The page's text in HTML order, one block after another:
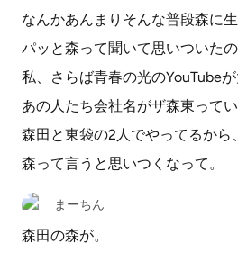
なんかあんまりそんな普段森に
パッと森って聞いて思いついたの
私、さらば青春の光のYouTubeが
あの人たち会社名がザ森東ってい
森田と東袋の2人でやってるから、
森って言うと思いつくなって。
まーちん
森田の森が。